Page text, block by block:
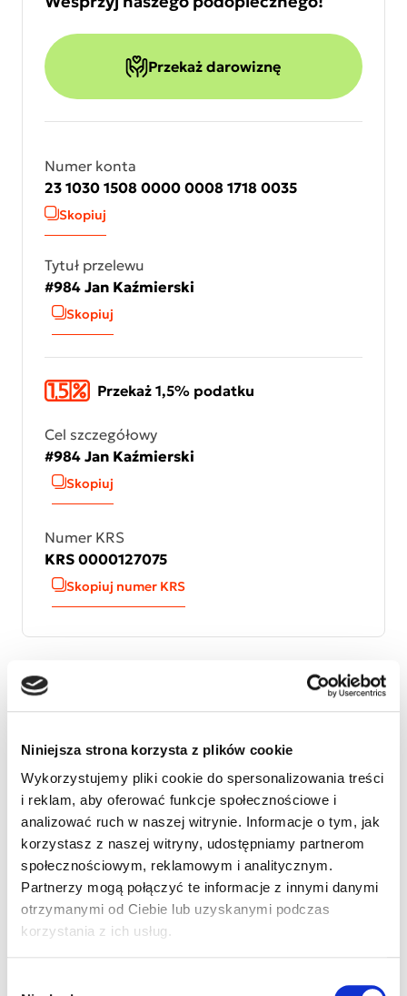
Niniejsza strona korzysta z plików cookie
Wykorzystujemy pliki cookie do spersonalizowania treści
i reklam, aby oferować funkcje społecznościowe i
analizować ruch w naszej witrynie. Informacje o tym, jak
korzystasz z naszej witryny, udostępniamy partnerom
społecznościowym, reklamowym i analitycznym.
Partnerzy mogą połączyć te informacje z innymi danymi
otrzymanymi od Ciebie lub uzyskanymi podczas
korzystania z ich usług.
Przekaż darowiznę
Numer konta
23 1030 1508 0000 0008 1718 0035
Skopiuj
Tytuł przelewu
#984 Jan Kaźmierski
Skopiuj
Przekaż 1,5% podatku
Cel szczegółowy
#984 Jan Kaźmierski
Skopiuj
Numer KRS
KRS 0000127075
Skopiuj numer KRS
Jaś ma autyzm. Mieszka w małej miejscowości gdzie
wiedza społeczna jest minimalna i prawie kazdy
rozkapryszonego chłopca. Dzieci niechętnie się z
nim bawią. Wszędzie mamy daleko ...do specjalistów
na terapię...a Jaś źle znosi długie podróże. Jego oczy
emanują smutkiem mimo jego głośnych zachowań.
Jasiu lubi zwierzęta, pieski, kotki, ptaszki mimo że
nie umie delikatnie się z nimi obchodzić. Lubi bawić
się maskotkami, fascynują go dinozaury i rekiny :)
Jego uśmiech jest bezcenny.